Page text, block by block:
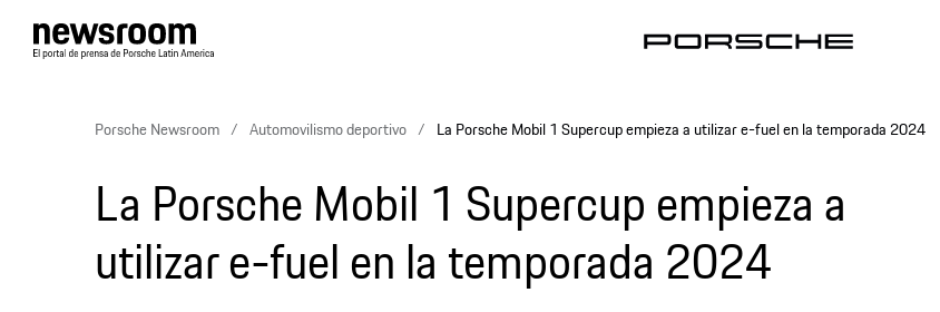
Porsche Newsroom Automovilismo deportivo La Porsche Mobil 1 Supercup empieza a utilizar e-fuel en la temporada 2024
La Porsche Mobil 1 Supercup empieza a
utilizar e-fuel en la temporada 2024